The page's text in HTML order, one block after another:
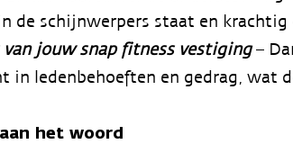
de schijnwerpers staat en krachtig
van jouw snap fitness vestiging–
in ledenbehoeften en gedrag, wat
het woord